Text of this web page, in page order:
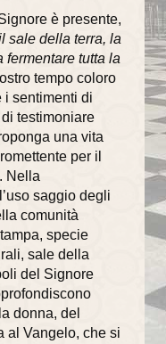
è presente,
sale della terra, la
fermentare tutta la
tempo coloro
i sentimenti di
testimoniare
una vita
per il
Nella
saggio degli
comunità
specie
sale della
del Signore
donna, del
al Vangelo, che si